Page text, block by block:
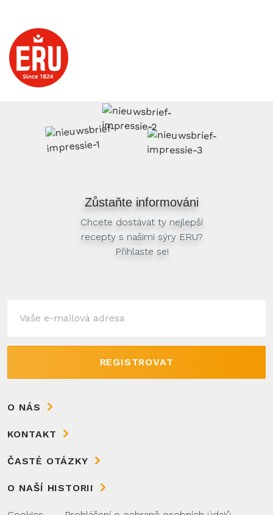
O NÁS
KONTAKT
ČASTÉ OTÁZKY
O NAŠÍ HISTORII
Zůstaňte informováni
Chcete dostávat ty nejlepší
recepty s našimi sýry ERU?
Přihlaste se!
REGISTROVAT